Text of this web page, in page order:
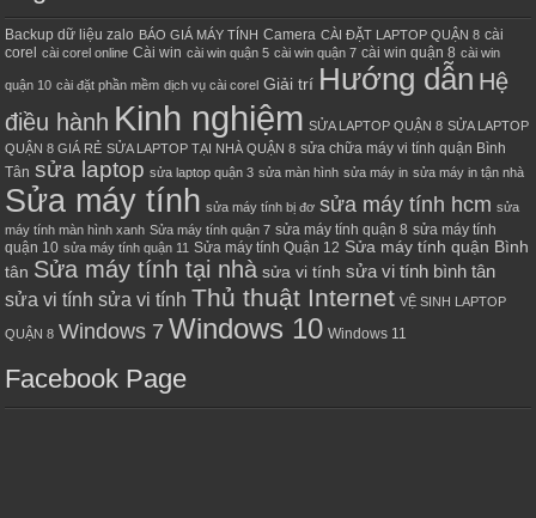
Backup dữ liệu zalo BÁO GIÁ MÁY TÍNH Camera CÀI ĐẶT LAPTOP QUẬN 8 cài
corel
cài corel online Cài win cài win quận 5 cài win quận 7 cài win quận 8 cài win
quận 10 cài đặt phần mềm dịch vụ cài corel Giải trí Hướng dẫn Hệ
điều hành Kinh nghiệm SỬA LAPTOP QUẬN 8 SỬA LAPTOP
QUẬN 8 GIÁ RẺ SỬA LAPTOP TẠI NHÀ QUẬN 8 sửa chữa máy vi tính quận Bình
Tân sửa laptop sửa laptop quận 3 sửa màn hình sửa máy in sửa máy in tận nhà
Sửa máy tính sửa máy tính bị đơ sửa máy tính hcm sửa
máy tính màn hình xanh Sửa máy tính quận 7 sửa máy tính quận 8 sửa máy tính
quận 10 sửa máy tính quận 11 Sửa máy tính Quận 12 Sửa máy tính quận Bình
tân Sửa máy tính tại nhà sửa vi tính sửa vi tính bình tân
sửa vi tính sửa vi tính Thủ thuật Internet VỆ SINH LAPTOP
QUẬN 8 Windows 7 Windows 10 Windows 11
Facebook Page